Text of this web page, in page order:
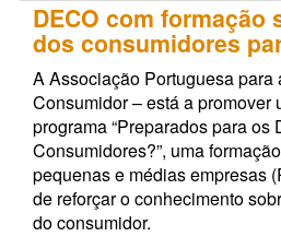
DECO com formação
dos consumidores
A Associação Portuguesa para
Consumidor – está a promover
programa “Preparados para os
Consumidores?”, uma
pequenas e médias empresas
de reforçar o conhecimento
do consumidor.